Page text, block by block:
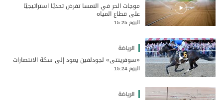
موجات الحر في النمسا تفرض تحديًا استراتيجيًا
على قطاع المياه
اليوم 15:25
الرياضة
«سوفرينتي» لجودلفين يعود إلى سكة الانتصارات
اليوم 15:24
الرياضة